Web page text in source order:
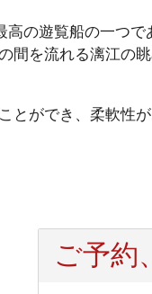
の遊覧船の一つ
間を流れる漓江の
ができ、柔軟性が
ご予約